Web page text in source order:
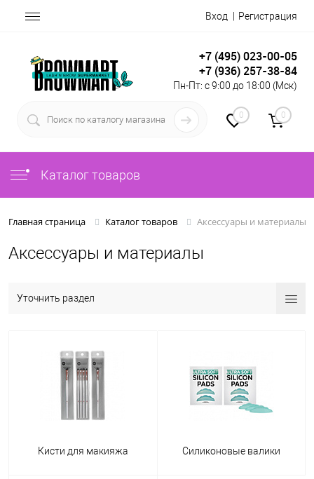
Вход Регистрация
+7 (495) 023-00-05
+7 (936) 257-38-84
Пн-Пт: с 9:00 до 18:00 (Мск)
0 0
Каталог товаров
Главная страница Каталог товаров Аксессуары и материалы
Аксессуары и материалы
Уточнить раздел
Кисти для макияжа Силиконовые валики